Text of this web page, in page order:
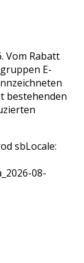
Vom Rabatt
E-
bestehenden
sbLocale:
08-